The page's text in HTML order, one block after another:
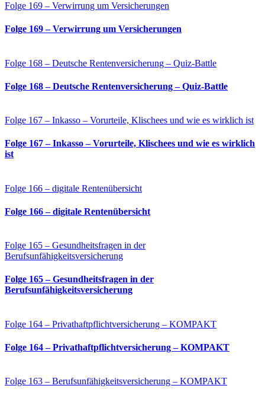
Folge 169 – Verwirrung um Versicherungen
Folge 169 – Verwirrung um Versicherungen
Folge 168 – Deutsche Rentenversicherung – Quiz-Battle
Folge 168 – Deutsche Rentenversicherung – Quiz-Battle
Folge 167 – Inkasso – Vorurteile, Klischees und wie es wirklich ist
Folge 167 – Inkasso – Vorurteile, Klischees und wie es wirklich
ist
Folge 166 – digitale Rentenübersicht
Folge 166 – digitale Rentenübersicht
Folge 165 – Gesundheitsfragen in der
Berufsunfähigkeitsversicherung
Folge 165 – Gesundheitsfragen in der
Berufsunfähigkeitsversicherung
Folge 164 – Privathaftpflichtversicherung – KOMPAKT
Folge 164 – Privathaftpflichtversicherung – KOMPAKT
Folge 163 – Berufsunfähigkeitsversicherung – KOMPAKT